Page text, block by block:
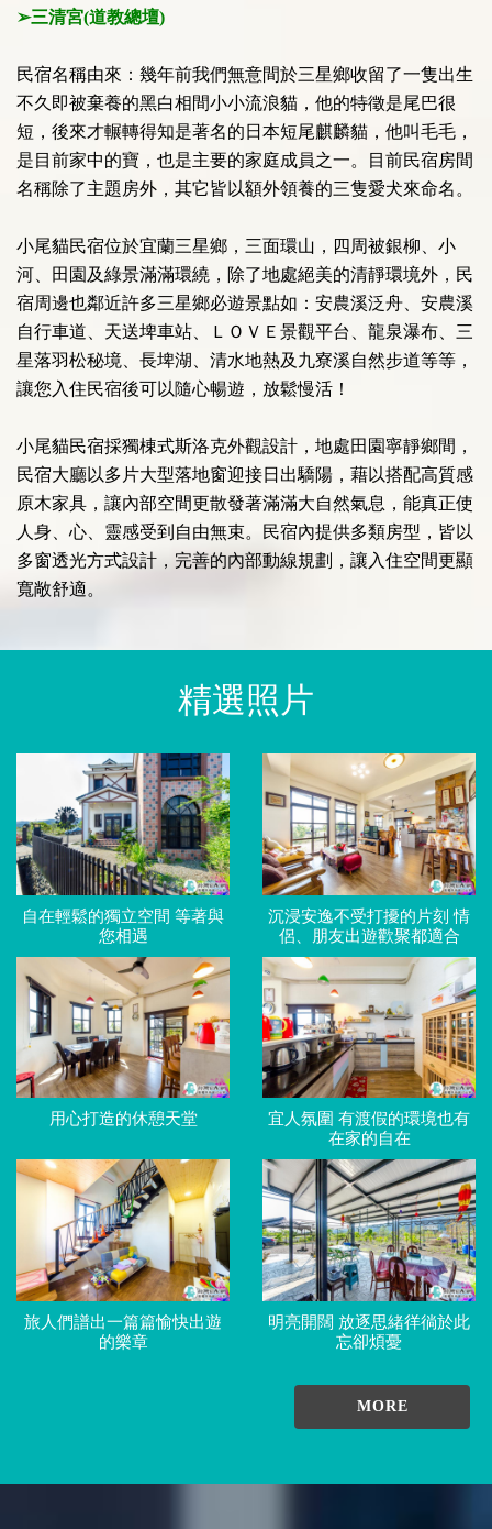
➢三清宮(道教總壇)
民宿名稱由來：幾年前我們無意間於三星鄉收留了一隻出生
不久即被棄養的黑白相間小小流浪貓，他的特徵是尾巴很
短，後來才輾轉得知是著名的日本短尾麒麟貓，他叫毛毛，
是目前家中的寶，也是主要的家庭成員之一。目前民宿房間
名稱除了主題房外，其它皆以額外領養的三隻愛犬來命名。
小尾貓民宿位於宜蘭三星鄉，三面環山，四周被銀柳、小
河、田園及綠景滿滿環繞，除了地處絕美的清靜環境外，民
宿周邊也鄰近許多三星鄉必遊景點如：安農溪泛舟、安農溪
自行車道、天送埤車站、ＬＯＶＥ景觀平台、龍泉瀑布、三
星落羽松秘境、長埤湖、清水地熱及九寮溪自然步道等等，
讓您入住民宿後可以隨心暢遊，放鬆慢活！
小尾貓民宿採獨棟式斯洛克外觀設計，地處田園寧靜鄉間，
民宿大廳以多片大型落地窗迎接日出驕陽，藉以搭配高質感
原木家具，讓內部空間更散發著滿滿大自然氣息，能真正使
人身、心、靈感受到自由無束。民宿內提供多類房型，皆以
多窗透光方式設計，完善的內部動線規劃，讓入住空間更顯
寬敞舒適。
精選照片
自在輕鬆的獨立空間 等著與
您相遇
沉浸安逸不受打擾的片刻 情
侶、朋友出遊歡聚都適合
用心打造的休憩天堂
宜人氛圍 有渡假的環境也有
在家的自在
旅人們譜出一篇篇愉快出遊
的樂章
明亮開闊 放逐思緒徉徜於此
忘卻煩憂
MORE